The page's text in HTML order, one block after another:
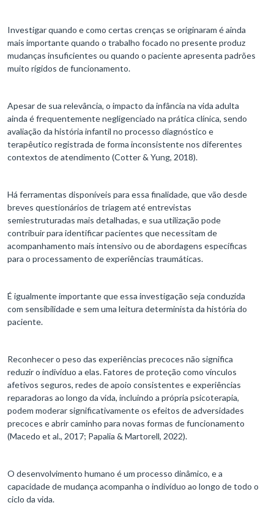
Investigar quando e como certas crenças se originaram é ainda
mais importante quando o trabalho focado no presente produz
mudanças insuficientes ou quando o paciente apresenta padrões
muito rígidos de funcionamento.
Apesar de sua relevância, o impacto da infância na vida adulta
ainda é frequentemente negligenciado na prática clínica, sendo
avaliação da história infantil no processo diagnóstico e
terapêutico registrada de forma inconsistente nos diferentes
contextos de atendimento (Cotter & Yung, 2018).
Há ferramentas disponíveis para essa finalidade, que vão desde
breves questionários de triagem até entrevistas
semiestruturadas mais detalhadas, e sua utilização pode
contribuir para identificar pacientes que necessitam de
acompanhamento mais intensivo ou de abordagens específicas
para o processamento de experiências traumáticas.
É igualmente importante que essa investigação seja conduzida
com sensibilidade e sem uma leitura determinista da história do
paciente.
Reconhecer o peso das experiências precoces não significa
reduzir o indivíduo a elas. Fatores de proteção como vínculos
afetivos seguros, redes de apoio consistentes e experiências
reparadoras ao longo da vida, incluindo a própria psicoterapia,
podem moderar significativamente os efeitos de adversidades
precoces e abrir caminho para novas formas de funcionamento
(Macedo et al., 2017; Papalia & Martorell, 2022).
O desenvolvimento humano é um processo dinâmico, e a
capacidade de mudança acompanha o indivíduo ao longo de todo o
ciclo da vida.